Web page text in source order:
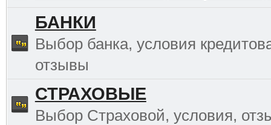
БАНКИ
Выбор банка, условия
отзывы
СТРАХОВЫЕ
Выбор Страховой, условия,